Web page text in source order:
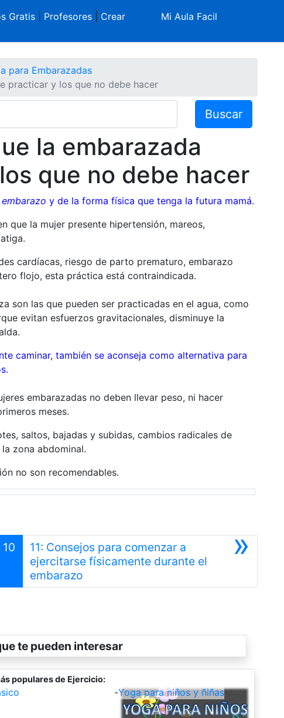
Gratis| Profesores| Crear
Mi Aula Facil
para Embarazadas
practicar y los que no debe hacer
Buscar
la embarazada
que no debe hacer
y de la forma física que tenga la futura mamá.
que la mujer presente hipertensión, mareos,
cardíacas, riesgo de parto prematuro, embarazo
flojo, esta práctica está contraindicada.
son las que pueden ser practicadas en el agua, como
evitan esfuerzos gravitacionales, disminuye la
caminar, también se aconseja como alternativa para
embarazadas no deben llevar peso, ni hacer
meses.
saltos, bajadas y subidas, cambios radicales de
zona abdominal.
no son recomendables.
10 »
11: Consejos para comenzar a
ejercitarse físicamente durante el
embarazoSiguiente
te pueden interesar
populares de Ejercicio:
-Yoga para niños y ñiñas